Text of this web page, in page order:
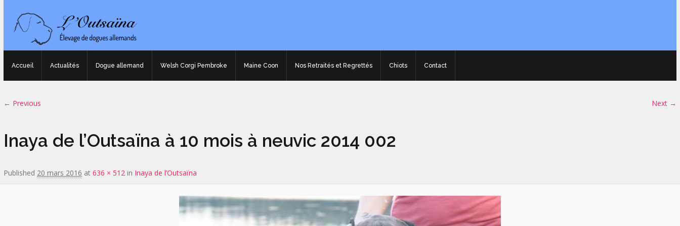
Accueil Actualités Dogue allemand Welsh Corgi Pembroke Maine Coon Nos Retraités et Regrettés Chiots Contact
Image navigation
← Previous Next →
Inaya de l’Outsaïna à 10 mois à neuvic 2014 002
Published 20 mars 2016 at 636 × 512 in Inaya de l’Outsaïna